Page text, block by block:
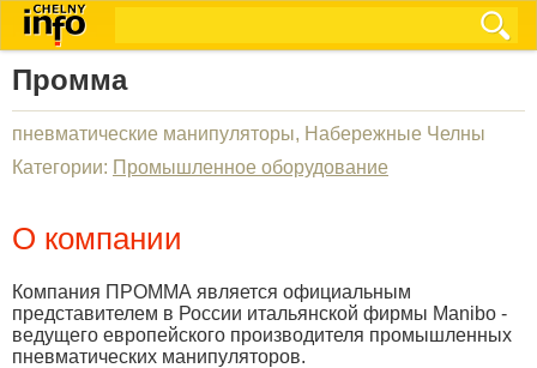
Промма
пневматические манипуляторы, Набережные Челны
Категории: Промышленное оборудование
О компании
Компания ПРОММА является официальным
представителем в России итальянской фирмы Manibo -
ведущего европейского производителя промышленных
пневматических манипуляторов.